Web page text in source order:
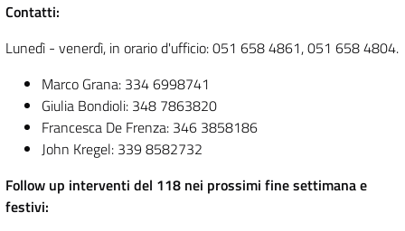
Contatti:
Lunedì - venerdì, in orario d'ufficio: 051 658 4861, 051 658 4804.
Marco Grana: 334 6998741
Giulia Bondioli: 348 7863820
Francesca De Frenza: 346 3858186
John Kregel: 339 8582732
Follow up interventi del 118 nei prossimi fine settimana e
festivi: